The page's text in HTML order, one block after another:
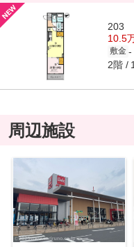
203
10.5
敷金 -
2階
周辺施設